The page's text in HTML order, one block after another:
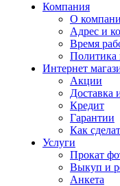
Компания
О
Адрес и
Время
Политика
Интернет
Акции
Доставка
Кредит
Гарантии
Как
Услуги
Прокат
Выкуп и
Анкета